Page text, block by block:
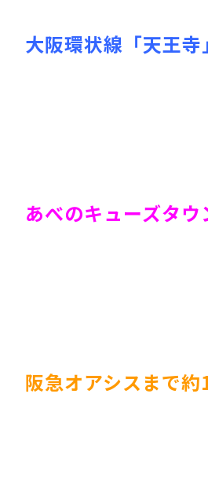
大阪環状線「天王
あべのキューズタ
阪急オアシスまで